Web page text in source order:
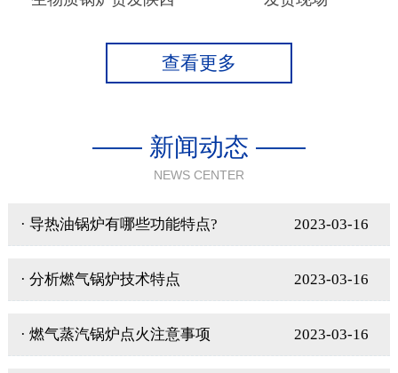
查看更多
—— 新闻动态 ——
NEWS CENTER
· 导热油锅炉有哪些功能特点? 2023-03-16
· 分析燃气锅炉技术特点 2023-03-16
· 燃气蒸汽锅炉点火注意事项 2023-03-16